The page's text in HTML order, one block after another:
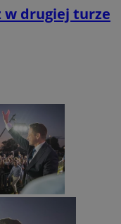
w drugiej turze